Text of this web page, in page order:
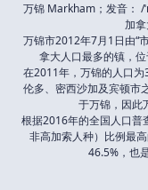
万锦 Markham；发音： /
加拿
万锦市2012年7月1日由“
拿大人口最多的镇，
在2011年，万锦的人口
伦多、密西沙加及宾顿市
于万锦，因此
根据2016年的全国人口普
非高加索人种）比例最
46.5%，也